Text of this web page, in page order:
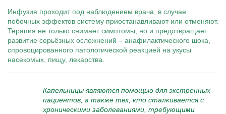
Инфузия проходит под наблюдением врача, в случае
побочных эффектов систему приостанавливают или отменяют.
Терапия не только снимает симптомы, но и предотвращает
развитие серьёзных осложнений – анафилактического шока,
спровоцированного патологической реакцией на укусы
насекомых, пищу, лекарства.
Капельницы являются помощью для экстренных
пациентов, а также тех, кто сталкивается с
хроническими заболеваниями, требующими